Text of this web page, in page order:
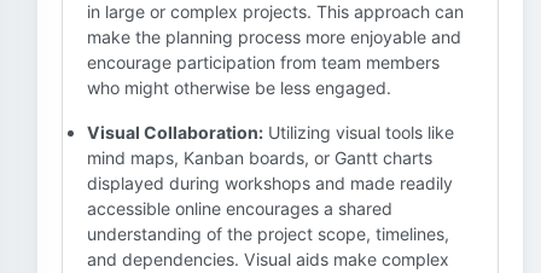
in large or complex projects. This approach can
make the planning process more enjoyable and
encourage participation from team members
who might otherwise be less engaged.
Visual Collaboration: Utilizing visual tools like
mind maps, Kanban boards, or Gantt charts
displayed during workshops and made readily
accessible online encourages a shared
understanding of the project scope, timelines,
and dependencies. Visual aids make complex